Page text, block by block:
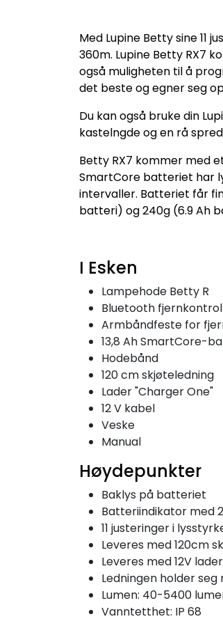
Med Lupine Betty sine 11
360m. Lupine Betty RX7
også muligheten til å
det beste og egner seg
Du kan også bruke din
kastelngde og en rå
Betty RX7 kommer med
SmartCore batteriet har
intervaller. Batteriet får
batteri) og 240g (6.9 Ah
I Esken
Lampehode Betty R
Bluetooth
Armbåndfeste for
13,8 Ah SmartCore-
Hodebånd
120 cm skjøteledning
Lader "Charger One"
12 V kabel
Veske
Manual
Høydepunkter
Baklys på batteriet
Batteriindikator med
11 justeringer i
Leveres med 120cm
Leveres med 12V
Ledningen holder
Lumen: 40-5400
Vanntetthet: IP 68